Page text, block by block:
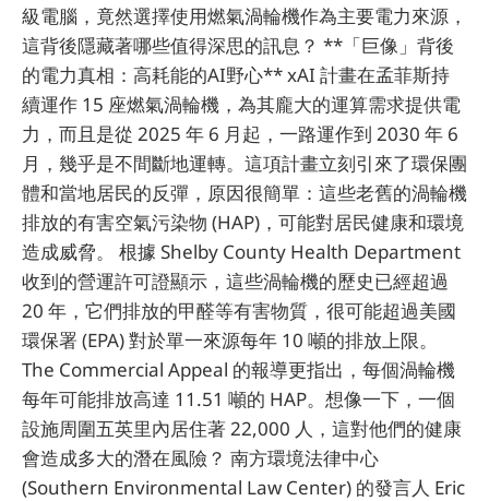
級電腦，竟然選擇使用燃氣渦輪機作為主要電力來源，
這背後隱藏著哪些值得深思的訊息？ **「巨像」背後
的電力真相：高耗能的AI野心** xAI 計畫在孟菲斯持
續運作 15 座燃氣渦輪機，為其龐大的運算需求提供電
力，而且是從 2025 年 6 月起，一路運作到 2030 年 6
月，幾乎是不間斷地運轉。這項計畫立刻引來了環保團
體和當地居民的反彈，原因很簡單：這些老舊的渦輪機
排放的有害空氣污染物 (HAP)，可能對居民健康和環境
造成威脅。 根據 Shelby County Health Department
收到的營運許可證顯示，這些渦輪機的歷史已經超過
20 年，它們排放的甲醛等有害物質，很可能超過美國
環保署 (EPA) 對於單一來源每年 10 噸的排放上限。
The Commercial Appeal 的報導更指出，每個渦輪機
每年可能排放高達 11.51 噸的 HAP。想像一下，一個
設施周圍五英里內居住著 22,000 人，這對他們的健康
會造成多大的潛在風險？ 南方環境法律中心
(Southern Environmental Law Center) 的發言人 Eric